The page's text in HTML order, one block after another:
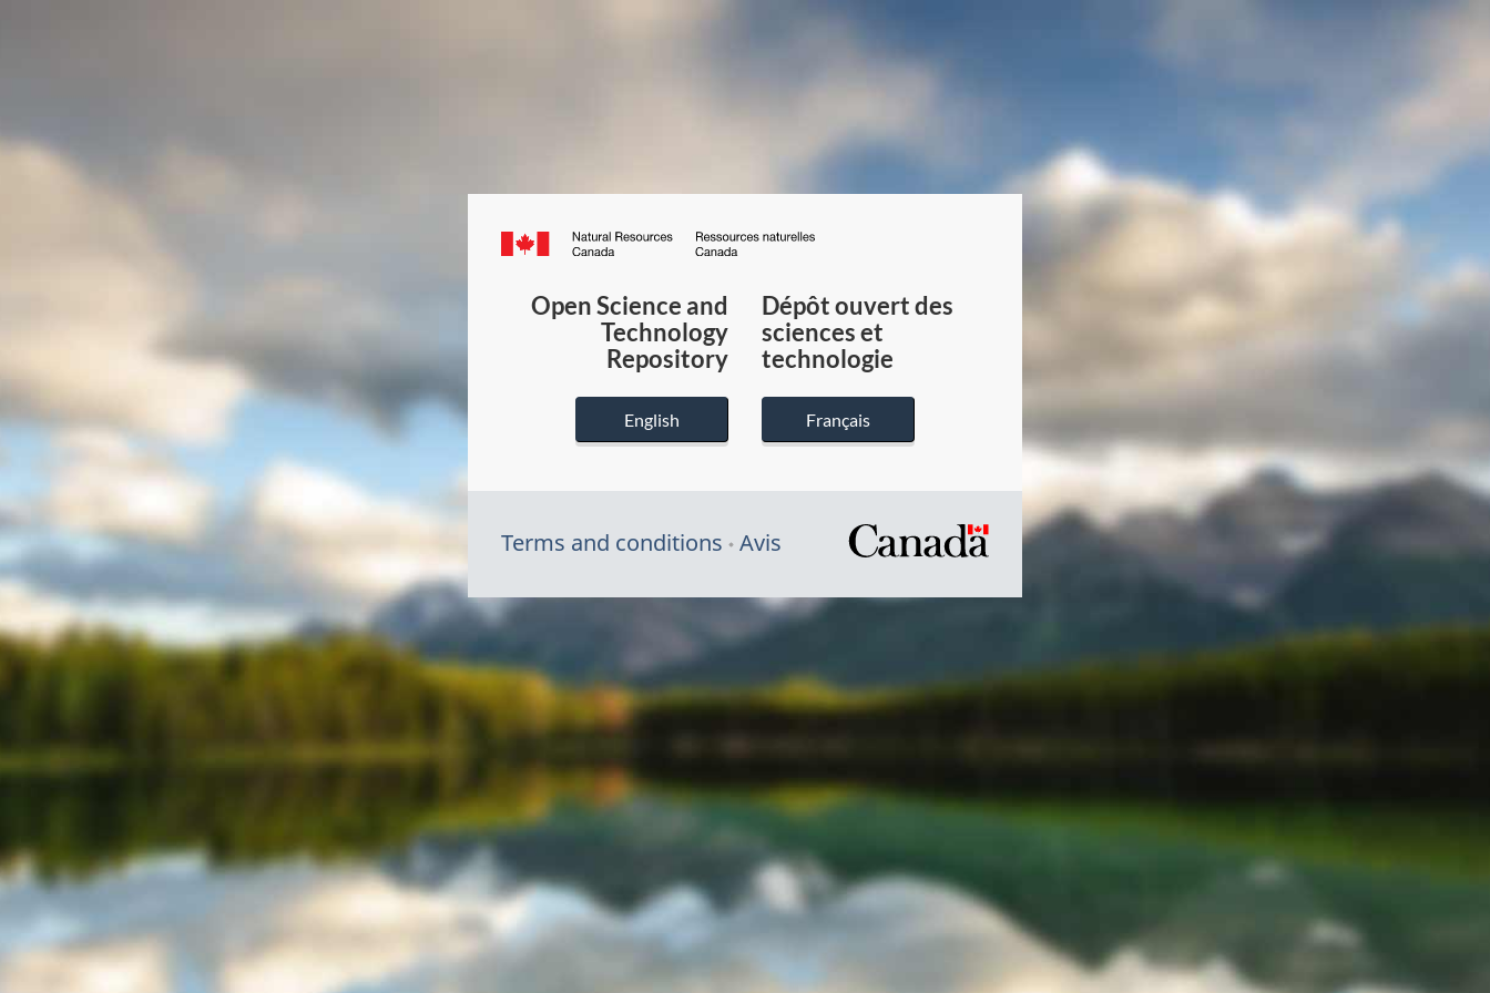
Canada.ca
du
Canada
Open Science and
Technology
Repository
English
Dépôt ouvert des
sciences et
technologie
Français
Terms and conditions Avis
/
gouvernement
du